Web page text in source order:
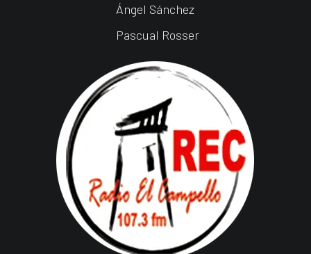
Ángel Sánchez
Pascual Rosser